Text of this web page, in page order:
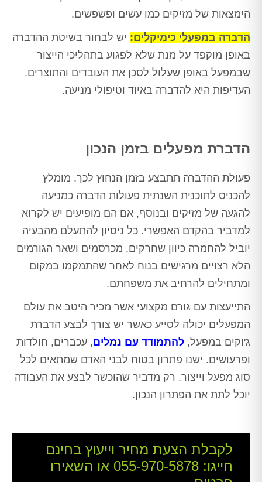
הימצאות של מזיקים כמו עשים ופשפשים.
הדברה במפעלי כימיקלים: יש לבחור בשיטת ההדברה
באופן מוקפד על מנת שלא לפגוע בתהליכי הייצור
שבמפעל באופן שעלול לסכן את העובדים והתוצרים.
העדיפות היא להדברה באיוד וטיפולי מניעה.
הדברת מפעלים בזמן הנכון
פעולת ההדברה תתבצע בזמן הנחוץ לכך. מומלץ
להכניס לתוכנית השנתית פעולות הדברה כמניעה
להגעה של מזיקים ובנוסף, אם הם מופיעים יש לקרוא
למדביר בהקדם האפשרי. כל ניסיון להתעלם מהבעיה
יוביל להחמרה כיוון שחרקים, מכרסמים ושאר הגורמים
הלא רצויים מרגישים בנוח לאחר שהתמקמו במקום
ומתחילים להרחיב את משפחתם.
התייעצות עם גורם מקצועי אשר מכיר היטב את עולם
המפעלים יכולה לסייע כאשר יש צורך לבצע הדברת
ג'וקים במפעל, להתמודד עם נמלים, עכברים, חולדות
ופרעושים. ישנו פתרון בטוח לבני האדם שמתאים לכל
סוג מפעל וייצור. רק מדביר שהוכשר לבצע את העבודה
יוכל לתת את הפתרון הנכון.
לקבלת הצעת מחיר וייעוץ בחינם
חייגו: 055-970-5878 או השאירו